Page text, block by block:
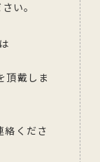
い。
頂戴しま
絡くださ